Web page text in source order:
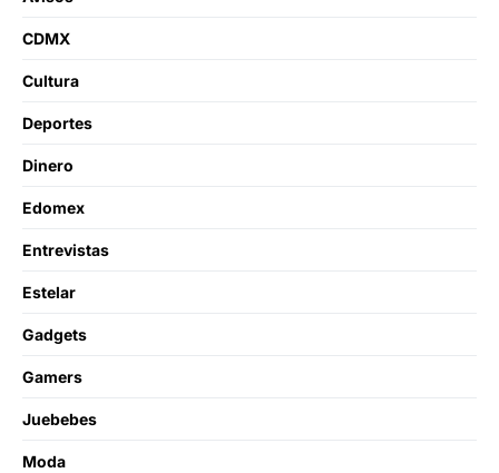
CDMX
Cultura
Deportes
Dinero
Edomex
Entrevistas
Estelar
Gadgets
Gamers
Juebebes
Moda